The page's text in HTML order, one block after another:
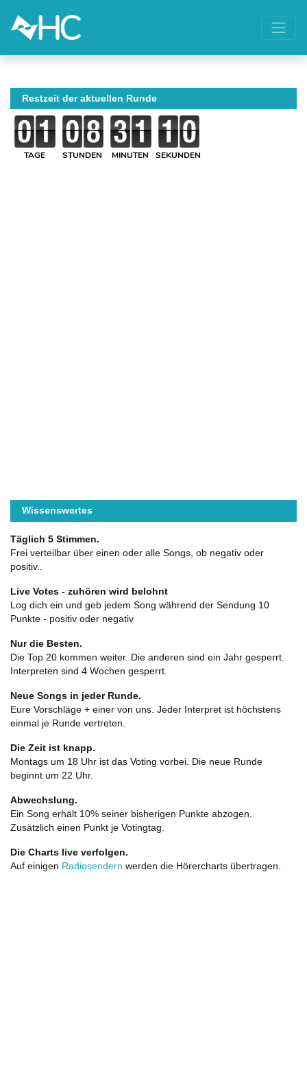
Restzeit der aktuellen Runde
TAGE STUNDEN MINUTEN SEKUNDEN
Wissenswertes
Täglich 5 Stimmen.
Frei verteilbar über einen oder alle Songs, ob negativ oder
positiv..
Live Votes - zuhören wird belohnt
Log dich ein und geb jedem Song während der Sendung 10
Punkte - positiv oder negativ
Nur die Besten.
Die Top 20 kommen weiter. Die anderen sind ein Jahr gesperrt.
Interpreten sind 4 Wochen gesperrt.
Neue Songs in jeder Runde.
Eure Vorschläge + einer von uns. Jeder Interpret ist höchstens
einmal je Runde vertreten.
Die Zeit ist knapp.
Montags um 18 Uhr ist das Voting vorbei. Die neue Runde
beginnt um 22 Uhr.
Abwechslung.
Ein Song erhält 10% seiner bisherigen Punkte abzogen.
Zusätzlich einen Punkt je Votingtag.
Die Charts live verfolgen.
Auf einigen Radiosendern werden die Hörercharts übertragen.